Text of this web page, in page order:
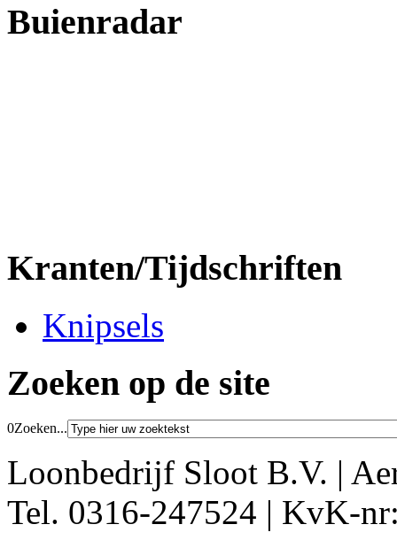
Buienradar
Kranten/Tijdschriften
Knipsels
Zoeken op de site
0Zoeken...
Loonbedrijf Sloot B.V. |
Tel. 0316-247524 | KvK-